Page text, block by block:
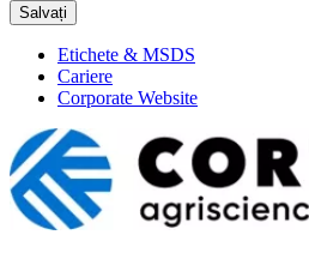
Salvați
Etichete & MSDS
Cariere
Corporate Website